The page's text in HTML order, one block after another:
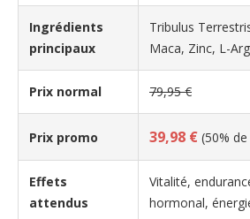
Ingrédients
principaux
Tribulus
Maca, Zinc, L-
Prix normal 79,95 €
Prix promo 39,98 € (50%
Effets
attendus
Vitalité,
hormonal,